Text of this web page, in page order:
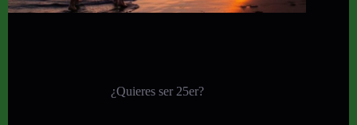
¿Quieres ser 25er?